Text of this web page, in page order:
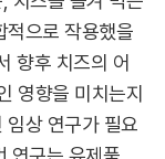
적으로 작용했을
향후 치즈의 어
영향을 미치는지
임상 연구가 필요